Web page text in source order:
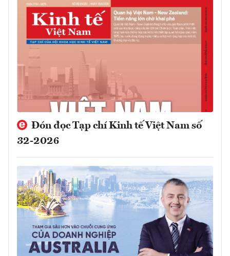
Đón đọc Tạp chí Kinh tế Việt Nam số
32-2026